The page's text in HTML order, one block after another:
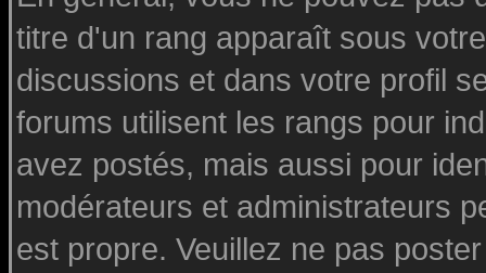
titre d'un rang apparaît sous
discussions et dans votre profil
forums utilisent les rangs pour
avez postés, mais aussi pour
modérateurs et administrateurs
est propre. Veuillez ne pas